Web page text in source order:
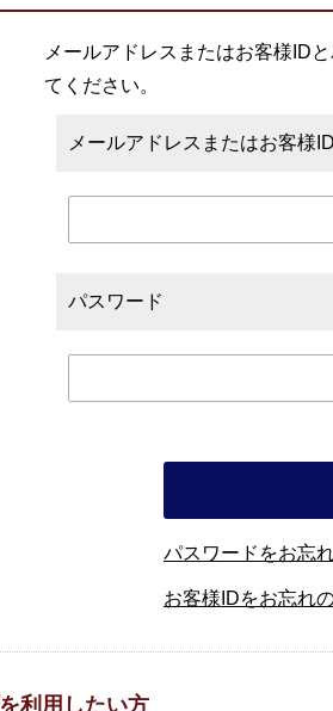
メールアドレスまたはお客様ID
てください。
メールアドレスまたはお客様ID
パスワード
パスワードをお忘
お客様IDをお忘れ
利用したい方